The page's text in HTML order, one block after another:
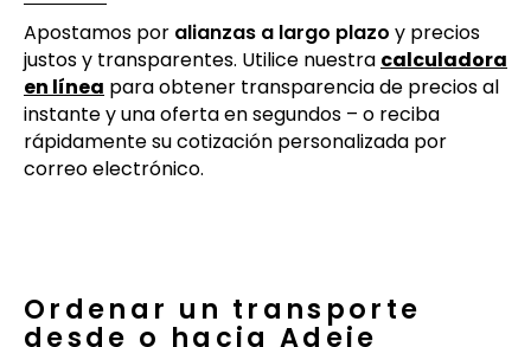
Apostamos por alianzas a largo plazo y precios
justos y transparentes. Utilice nuestra calculadora
en línea para obtener transparencia de precios al
instante y una oferta en segundos – o reciba
rápidamente su cotización personalizada por
correo electrónico.
Ordenar un transporte
desde o hacia Adeje